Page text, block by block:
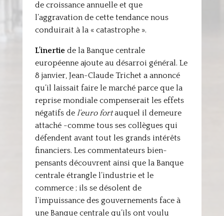
de croissance annuelle et que
l’aggravation de cette tendance nous
conduirait à la « catastrophe ».
L’inertie de la Banque centrale
européenne ajoute au désarroi général. Le
8 janvier, Jean-Claude Trichet a annoncé
qu’il laissait faire le marché parce que la
reprise mondiale compenserait les effets
négatifs de l’euro fortauquel il demeure
attaché -comme tous ses collègues qui
défendent avant tout les grands intérêts
financiers. Les commentateurs bien-
pensants découvrent ainsi que la Banque
centrale étrangle l’industrie et le
commerce ; ils se désolent de
l’impuissance des gouvernements face à
une Banque centrale qu’ils ont voulu